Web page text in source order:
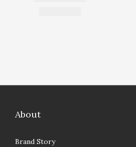
About
Brand Story